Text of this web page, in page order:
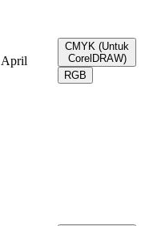
April
CMYK (Untuk
CorelDRAW)
RGB